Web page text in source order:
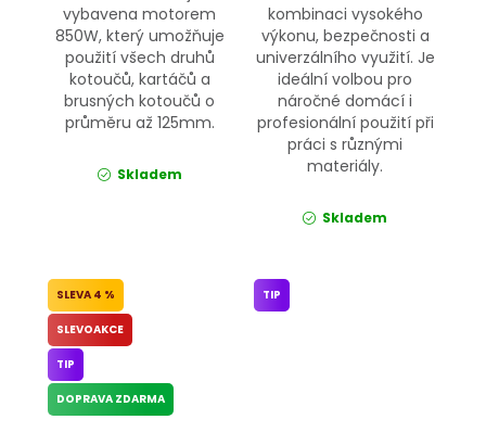
vybavena motorem
850W, který umožňuje
použití všech druhů
kotoučů, kartáčů a
brusných kotoučů o
průměru až 125mm.
Skladem
kombinaci vysokého
výkonu, bezpečnosti a
univerzálního využití. Je
ideální volbou pro
náročné domácí i
profesionální použití při
práci s různými
materiály.
Skladem
4 %
SLEVOAKCE
TIP
DOPRAVA ZDARMA
TIP